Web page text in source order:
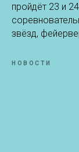
пройдёт 23 и
звёзд,
НОВОСТИ